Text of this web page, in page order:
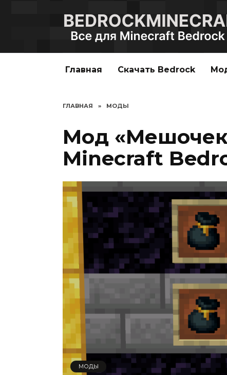
Главная Скачать Bedrock
ГЛАВНАЯ » МОДЫ
Мод
Minecraft
МОДЫ